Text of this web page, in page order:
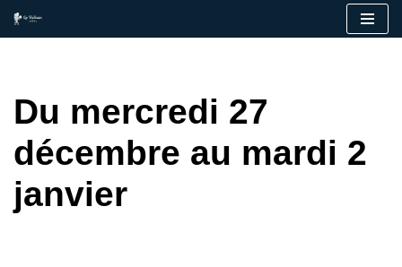
Du mercredi 27
décembre au mardi 2
janvier